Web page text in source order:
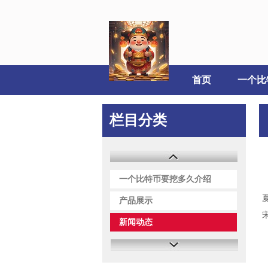
首页
栏目分类
一个比特币要挖多久介绍
产品展示
新闻动态